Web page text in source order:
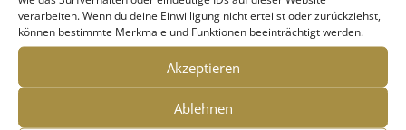
verarbeiten. Wenn du deine Einwilligung nicht erteilst oder zurückziehst,
können bestimmte Merkmale und Funktionen beeinträchtigt werden.
Akzeptieren
Ablehnen
persönlichen Termin
Du buchst 1 Stunde Online über Zoom mit